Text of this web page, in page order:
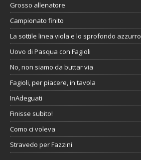
Grosso allenatore
Campionato finito
La sottile linea viola e lo sprofondo azzurro
Uovo di Pasqua con Fagioli
No, non siamo da buttar via
Fagioli, per piacere, in tavola
InAdeguati
Finisse subito!
Como ci voleva
Stravedo per Fazzini